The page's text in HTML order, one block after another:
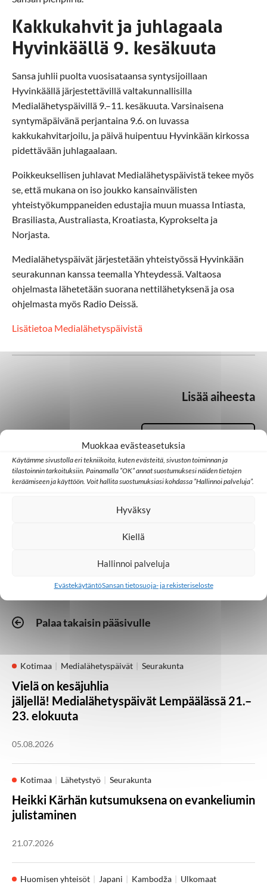
Muokkaa evästeasetuksia
Käytämme sivustolla eri tekniikoita, kuten evästeitä, sivuston toiminnan ja
tilastoinnin tarkoituksiin. Painamalla ”OK” annat suostumuksesi näiden tietojen
keräämiseen ja käyttöön. Voit hallita suostumuksiasi kohdassa ”Hallinnoi palveluja”.
Hyväksy
Kiellä
Hallinnoi palveluja
EvästekäytäntöSansan tietosuoja- ja rekisteriseloste
Kakkukahvit ja juhlagaala
Hyvinkäällä 9. kesäkuuta
Sansa juhlii puolta vuosisataansa syntysijoillaan
Hyvinkäällä järjestettävillä valtakunnallisilla
Medialähetyspäivillä 9.–11. kesäkuuta. Varsinaisena
syntymäpäivänä perjantaina 9.6. on luvassa
kakkukahvitarjoilu, ja päivä huipentuu Hyvinkään kirkossa
pidettävään juhlagaalaan.
Poikkeuksellisen juhlavat Medialähetyspäivistä tekee myös
se, että mukana on iso joukko kansainvälisten
yhteistyökumppaneiden edustajia muun muassa Intiasta,
Brasiliasta, Australiasta, Kroatiasta, Kyprokselta ja
Norjasta.
Medialähetyspäivät järjestetään yhteistyössä Hyvinkään
seurakunnan kanssa teemalla Yhteydessä. Valtaosa
ohjelmasta lähetetään suorana nettilähetyksenä ja osa
ohjelmasta myös Radio Deissä.
Lisätietoa Medialähetyspäivistä
Lisää aiheesta
Medialähetys
Medialähetyspäivät Sansa
Palaa takaisin pääsivulle
Kotimaa Medialähetyspäivät Seurakunta
Vielä on kesäjuhlia
jäljellä! Medialähetyspäivät Lempäälässä 21.–
23. elokuuta
05.08.2026
Kotimaa Lähetystyö Seurakunta
Heikki Kärhän kutsumuksena on evankeliumin
julistaminen
21.07.2026
Huomisen yhteisöt Japani Kambodža Ulkomaat